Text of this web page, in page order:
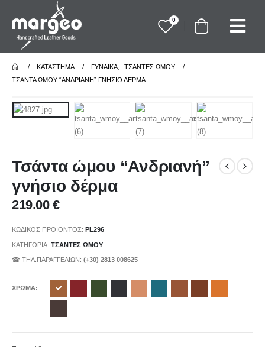
0
ΚΑΤΆΣΤΗΜΑ ΓΥΝΑΙΚΑ
ΤΣΑΝΤΕΣ ΩΜΟΥ
ΤΣΆΝΤΑ ΏΜΟΥ “ΑΝΔΡΙΑΝΉ” ΓΝΉΣΙΟ ΔΈΡΜΑ
Τσάντα ώμου “Ανδριανή”
γνήσιο δέρμα
219.00 €
ΚΩΔΙΚΌΣ ΠΡΟΪΌΝΤΟΣ: PL296
ΚΑΤΗΓΟΡΊΑ: ΤΣΑΝΤΕΣ ΩΜΟΥ
☎ ΤΗΛ.ΠΑΡΑΓΓΕΛΙΩΝ: (+30) 2813 008625
ΧΡΩΜΑ